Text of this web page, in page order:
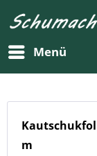
Menü
m